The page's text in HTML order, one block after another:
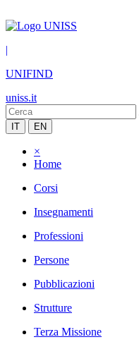
|
UNIFIND
uniss.it
IT EN
×
Home
Corsi
Insegnamenti
Professioni
Persone
Pubblicazioni
Strutture
Terza Missione